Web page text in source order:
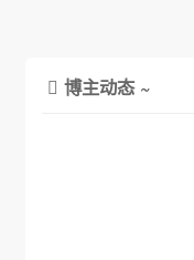
 博主动态 ~